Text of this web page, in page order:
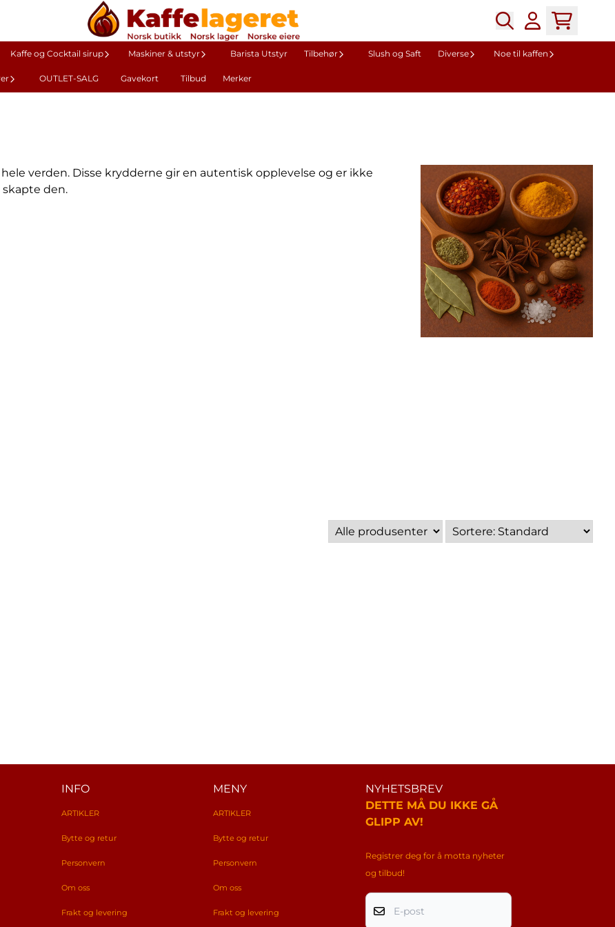
Kaffe og Cocktail sirup Maskiner & utstyr Barista Utstyr Tilbehør Slush og Saft Diverse Noe til kaffen
OUTLET-SALG Gavekort Tilbud Merker
verden. Disse krydderne gir en autentisk opplevelse og er ikke
den.
INFO
ARTIKLER
Bytte og retur
Personvern
Om oss
Frakt og levering
MENY
ARTIKLER
Bytte og retur
Personvern
Om oss
Frakt og levering
NYHETSBREV
DETTE MÅ DU IKKE GÅ
GLIPP AV!
Registrer deg for å motta nyheter
og tilbud!
E-post